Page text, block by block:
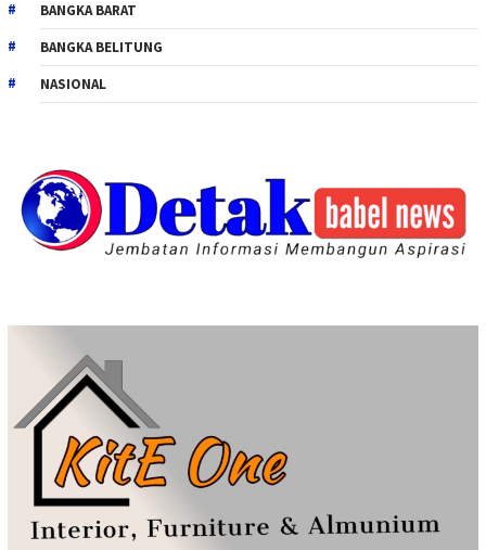
BANGKA BARAT
BANGKA BELITUNG
NASIONAL